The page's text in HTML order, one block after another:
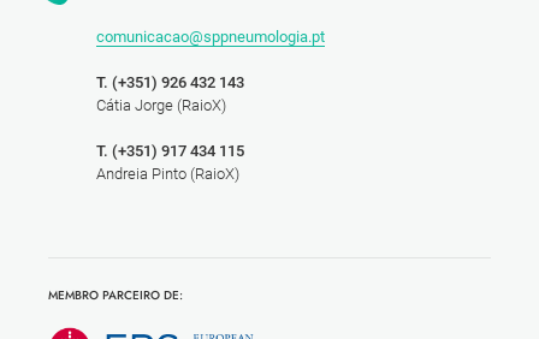
comunicacao@sppneumologia.pt
T. (+351) 926 432 143
Cátia Jorge (RaioX)
T. (+351) 917 434 115
Andreia Pinto (RaioX)
MEMBRO PARCEIRO DE: